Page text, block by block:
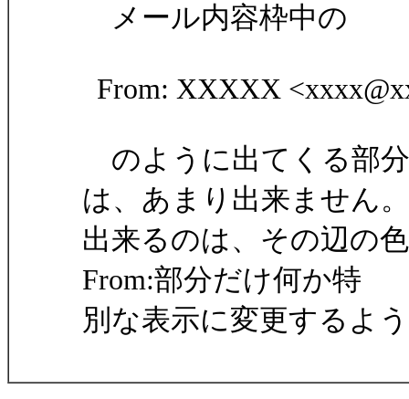
メール内容枠中の
From: XXXXX
のように出てくる部
は、あまり出来ません。
出来るのは、その辺の
From:部分だけ何か特
別な表示に変更するよ